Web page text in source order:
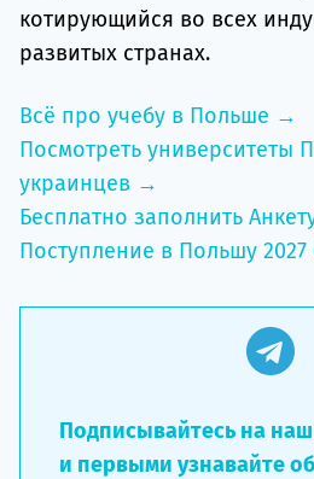
котирующийся во всех
развитых странах.
Всё про учебу в Польше →
Посмотреть университеты
украинцев →
Бесплатно заполнить
Поступление в Польшу 2027
Подписывайтесь на
и первыми узнавайте